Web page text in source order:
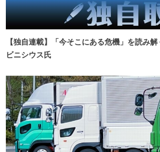
【独自連載】「今そこにある危機」を読み
ビニシウス氏